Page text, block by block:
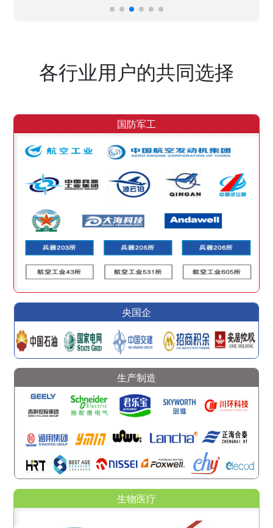
各行业用户的共同选择
国防军工
央国企
生产制造
生物医疗